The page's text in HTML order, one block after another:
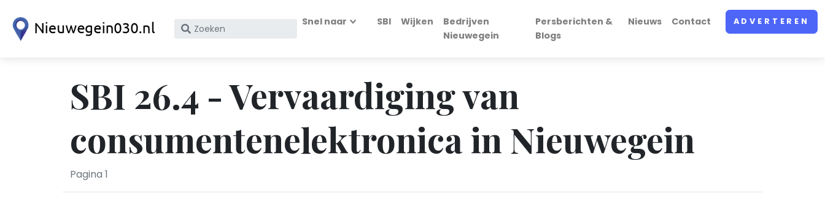
Zoek
KvK
nummer
Snel naar SBI Wijken
Bedrijven
Nieuwegein
Persberichten &
Blogs
Nieuws Contact ADVERTEREN
SBI 26.4 - Vervaardiging van
consumentenelektronica in Nieuwegein
Pagina 1